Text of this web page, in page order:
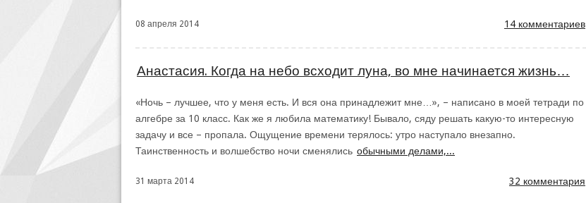
08 апреля 2014 14 комментариев
Анастасия. Когда на небо всходит луна, во мне начинается жизнь…
«Ночь – лучшее, что у меня есть. И вся она принадлежит мне…», – написано в моей тетради по
алгебре за 10 класс. Как же я любила математику! Бывало, сяду решать какую-то интересную
задачу и все – пропала. Ощущение времени терялось: утро наступало внезапно.
Таинственность и волшебство ночи сменялись обычными делами,...
31 марта 2014 32 комментария